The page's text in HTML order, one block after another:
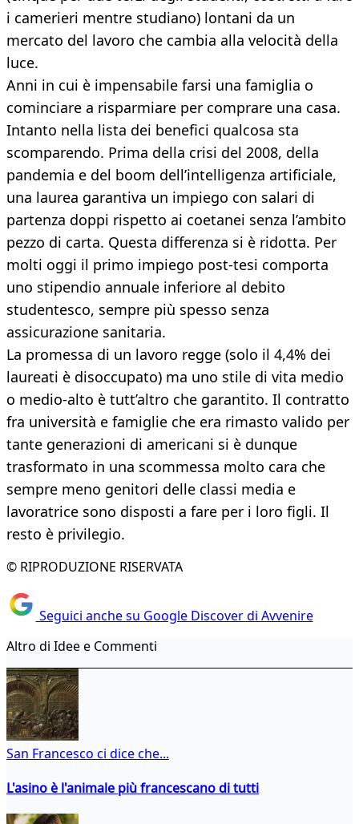
i camerieri mentre studiano) lontani da un
mercato del lavoro che cambia alla velocità della
luce.
Anni in cui è impensabile farsi una famiglia o
cominciare a risparmiare per comprare una casa.
Intanto nella lista dei benefici qualcosa sta
scomparendo. Prima della crisi del 2008, della
pandemia e del boom dell’intelligenza artificiale,
una laurea garantiva un impiego con salari di
partenza doppi rispetto ai coetanei senza l’ambito
pezzo di carta. Questa differenza si è ridotta. Per
molti oggi il primo impiego post-tesi comporta
uno stipendio annuale inferiore al debito
studentesco, sempre più spesso senza
assicurazione sanitaria.
La promessa di un lavoro regge (solo il 4,4% dei
laureati è disoccupato) ma uno stile di vita medio
o medio-alto è tutt’altro che garantito. Il contratto
fra università e famiglie che era rimasto valido per
tante generazioni di americani si è dunque
trasformato in una scommessa molto cara che
sempre meno genitori delle classi media e
lavoratrice sono disposti a fare per i loro figli. Il
resto è privilegio.
© RIPRODUZIONE RISERVATA
Seguici anche su Google Discover di Avvenire
Altro di Idee e Commenti
San Francesco ci dice che...
L'asino è l'animale più francescano di tutti